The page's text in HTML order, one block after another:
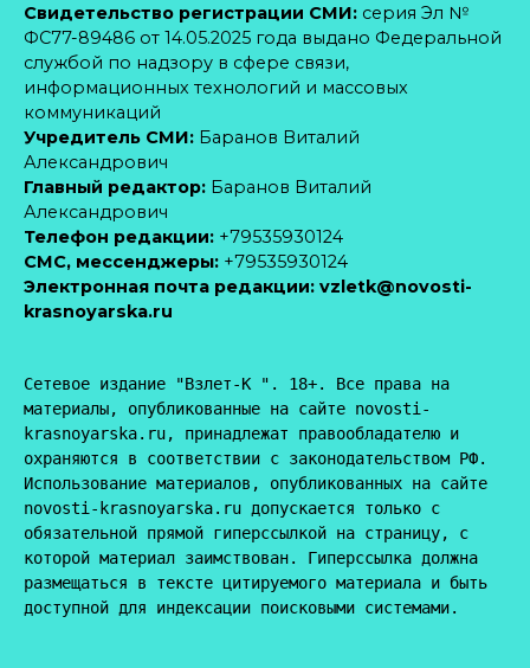
Свидетельство регистрации СМИ: серия Эл №
ФС77-89486 от 14.05.2025 года выдано Федеральной
службой по надзору в сфере связи,
информационных технологий и массовых
коммуникаций
Учредитель СМИ: Баранов Виталий
Александрович
Главный редактор: Баранов Виталий
Александрович
Телефон редакции: +79535930124
CМС, мессенджеры: +79535930124
Электронная почта редакции: vzletk@novosti-
krasnoyarska.ru
Сетевое издание "Взлет-К ". 18+. Все права на
материалы, опубликованные на сайте novosti-
krasnoyarska.ru, принадлежат правообладателю и
охраняются в соответствии с законодательством РФ.
Использование материалов, опубликованных на сайте
novosti-krasnoyarska.ru допускается только с
обязательной прямой гиперссылкой на страницу, с
которой материал заимствован. Гиперссылка должна
размещаться в тексте цитируемого материала и быть
доступной для индексации поисковыми системами.